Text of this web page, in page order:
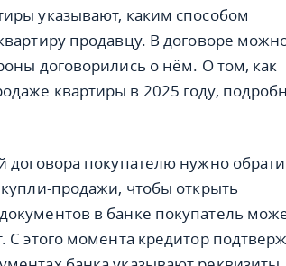
указывают, каким способом
продавцу. В договоре
договорились о нём. О том, как
квартиры в 2025 году,
договора покупателю нужно
продажи, чтобы открыть
в банке покупатель
С этого момента кредитор